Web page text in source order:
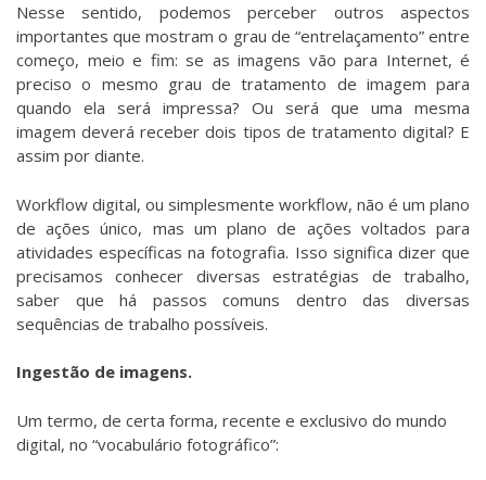
Nesse sentido, podemos perceber outros aspectos
importantes que mostram o grau de “entrelaçamento” entre
começo, meio e fim: se as imagens vão para Internet, é
preciso o mesmo grau de tratamento de imagem para
quando ela será impressa? Ou será que uma mesma
imagem deverá receber dois tipos de tratamento digital? E
assim por diante.
Workflow digital, ou simplesmente workflow, não é um plano
de ações único, mas um plano de ações voltados para
atividades específicas na fotografia. Isso significa dizer que
precisamos conhecer diversas estratégias de trabalho,
saber que há passos comuns dentro das diversas
sequências de trabalho possíveis.
Ingestão de imagens.
Um termo, de certa forma, recente e exclusivo do mundo
digital, no “vocabulário fotográfico”: